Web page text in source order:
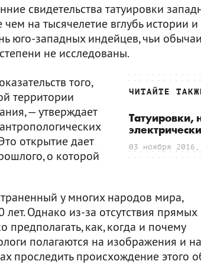
свидетельства татуировки
на тысячелетие вглубь истории и
юго-западных индейцев, чьи
не исследованы.
ЧИТАЙТЕ
Татуировки,
03 ноября
того,
территории
— утверждает
открытие дает
о которой
у многих народов мира,
Однако из-за отсутствия прямых
как, когда и почему
полагаются на изображения и на
проследить происхождение этого